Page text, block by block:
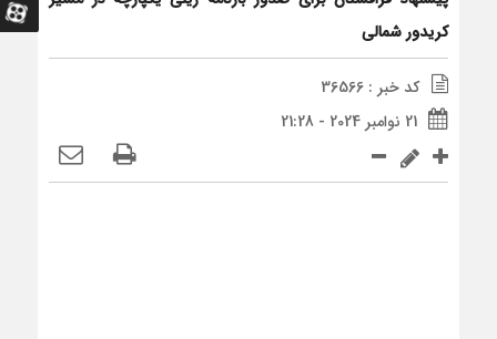
کریدور شمالی
کد خبر : 36566
21 نوامبر 2024 - 21:28